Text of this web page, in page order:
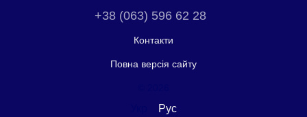
+38 (063) 596 62 28
Контакти
Повна версія сайту
Рус